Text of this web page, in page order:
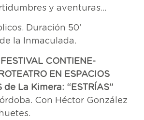
y aventuras…
Duración 50’
la Inmaculada.
CONTIENE-
EN ESPACIOS
de La Kimera: “ESTRÍAS”
Con Héctor González